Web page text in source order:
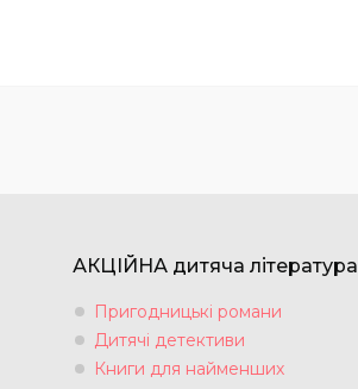
АКЦІЙНА дитяча література
Пригодницькі романи
Дитячі детективи
Книги для найменших